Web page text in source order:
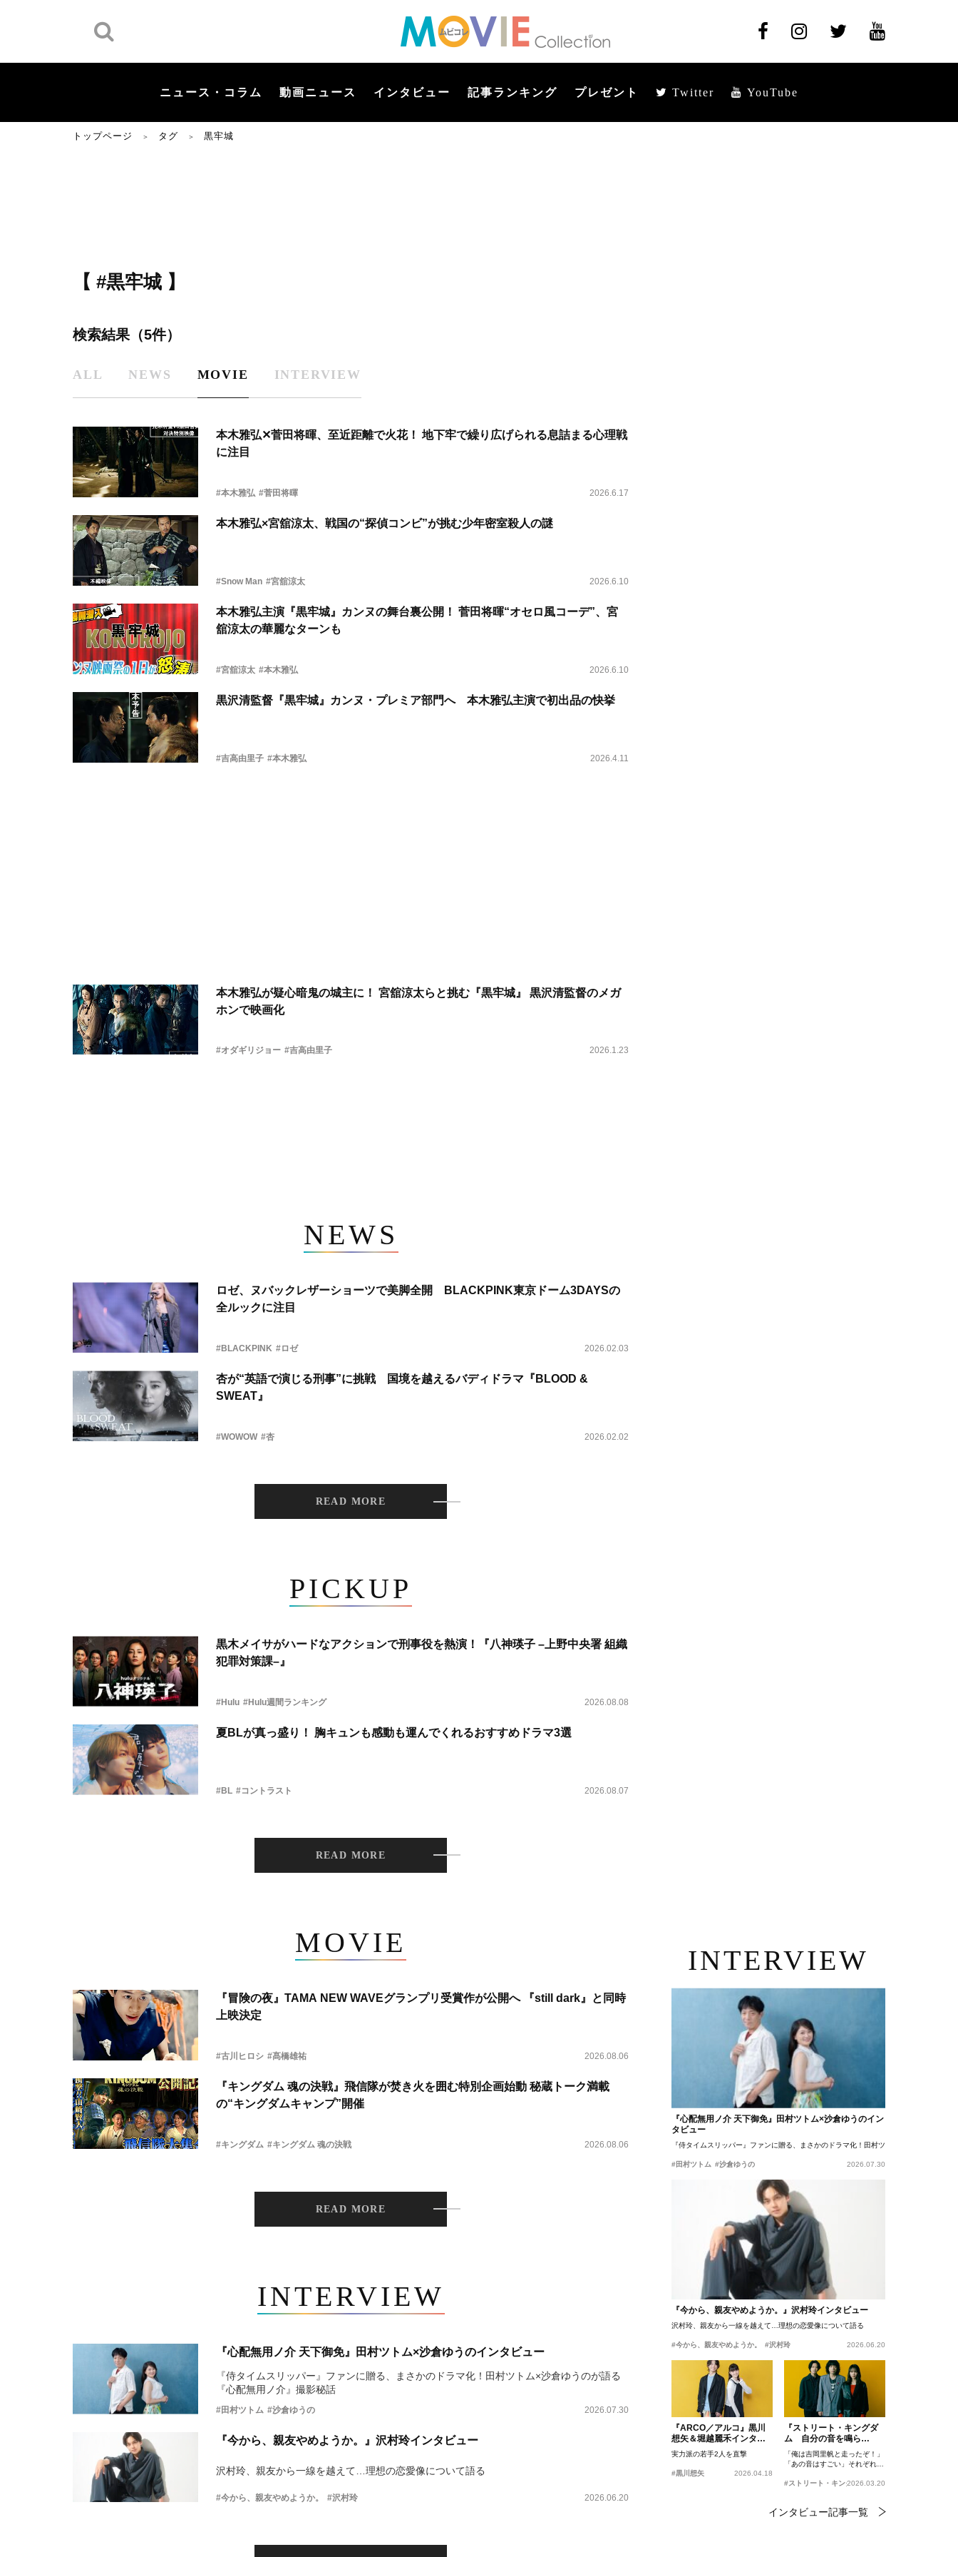
ニュース・コラム 動画ニュース インタビュー 記事ランキング プレゼント Twitter YouTube
トップページ ＞ タグ ＞ 黒牢城
【 #黒牢城 】
検索結果（5件）
ALL NEWS MOVIE INTERVIEW
本木雅弘✕菅田将暉、至近距離で火花！ 地下牢で繰り広げられる息詰まる心理戦
に注目
#本木雅弘 #菅田将暉 2026.6.17
本木雅弘×宮舘涼太、戦国の“探偵コンビ”が挑む少年密室殺人の謎
#Snow Man #宮舘涼太 2026.6.10
本木雅弘主演『黒牢城』カンヌの舞台裏公開！ 菅田将暉“オセロ風コーデ”、宮
舘涼太の華麗なターンも
#宮舘涼太 #本木雅弘 2026.6.10
黒沢清監督『黒牢城』カンヌ・プレミア部門へ 本木雅弘主演で初出品の快挙
#吉高由里子 #本木雅弘 2026.4.11
本木雅弘が疑心暗鬼の城主に！ 宮舘涼太らと挑む『黒牢城』 黒沢清監督のメガ
ホンで映画化
#オダギリジョー #吉高由里子 2026.1.23
NEWS
ロゼ、ヌバックレザーショーツで美脚全開 BLACKPINK東京ドーム3DAYSの
全ルックに注目
#BLACKPINK #ロゼ 2026.02.03
杏が“英語で演じる刑事”に挑戦 国境を越えるバディドラマ『BLOOD &
SWEAT』
#WOWOW #杏 2026.02.02
READ MORE
PICKUP
黒木メイサがハードなアクションで刑事役を熱演！『八神瑛子 –上野中央署 組織
犯罪対策課–』
#Hulu #Hulu週間ランキング 2026.08.08
夏BLが真っ盛り！ 胸キュンも感動も運んでくれるおすすめドラマ3選
#BL #コントラスト 2026.08.07
READ MORE
MOVIE
『冒険の夜』TAMA NEW WAVEグランプリ受賞作が公開へ 『still dark』と同時
上映決定
#古川ヒロシ #髙橋雄祐 2026.08.06
『キングダム 魂の決戦』飛信隊が焚き火を囲む特別企画始動 秘蔵トーク満載
の“キングダムキャンプ”開催
#キングダム #キングダム 魂の決戦 2026.08.06
READ MORE
INTERVIEW
『心配無用ノ介 天下御免』田村ツトム×沙倉ゆうのインタビュー
『侍タイムスリッパー』ファンに贈る、まさかのドラマ化！田村ツトム×沙倉ゆうのが語る
『心配無用ノ介』撮影秘話
#田村ツトム #沙倉ゆうの 2026.07.30
『今から、親友やめようか。』沢村玲インタビュー
沢村玲、親友から一線を越えて…理想の恋愛像について語る
#今から、親友やめようか。 #沢村玲 2026.06.20
INTERVIEW
『心配無用ノ介 天下御免』田村ツトム×沙倉ゆうのイン
タビュー
『侍タイムスリッパー』ファンに贈る、まさかのドラマ化！田村ツトム×沙倉ゆうのが語
#田村ツトム #沙倉ゆうの 2026.07.30
『今から、親友やめようか。』沢村玲インタビュー
沢村玲、親友から一線を越えて…理想の恋愛像について語る
#今から、親友やめようか。 #沢村玲 2026.06.20
『ARCO／アルコ』黒川
想矢＆堀越麗禾インタビ
ュー
実力派の若手2人を直撃
#黒川想矢 2026.04.18
『ストリート・キングダ
ム 自分の音を鳴ら
せ。』峯田和伸、若葉竜
也、吉岡里帆インタビュ
ー
「俺は吉岡里帆と走ったぞ！」
「あの音はすごい」それぞれの
#ストリート・キングダム 自分の音を鳴らせ。
2026.03.20
インタビュー記事一覧